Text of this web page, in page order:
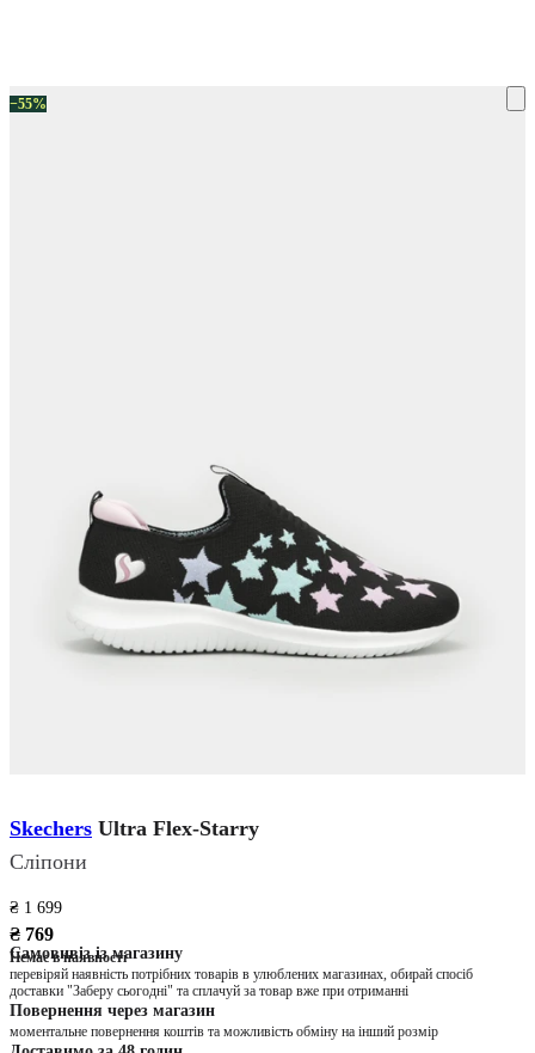
−55%
Skechers Ultra Flex-Starry
Сліпони
₴ 1 699
₴ 769
Немає в наявності
Самовивіз із магазину
перевіряй наявність потрібних товарів в улюблених магазинах, обирай спосіб
доставки "Заберу сьогодні" та сплачуй за товар вже при отриманні
Повернення через магазин
моментальне повернення коштів та можливість обміну на інший розмір